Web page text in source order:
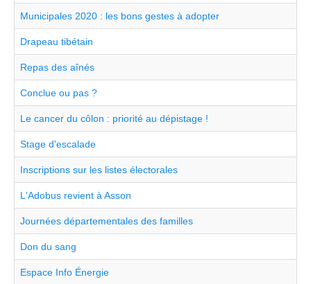
Municipales 2020 : les bons gestes à adopter
Drapeau tibétain
Repas des aînés
Conclue ou pas ?
Le cancer du côlon : priorité au dépistage !
Stage d'escalade
Inscriptions sur les listes électorales
L'Adobus revient à Asson
Journées départementales des familles
Don du sang
Espace Info Énergie